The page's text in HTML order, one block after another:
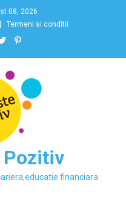
08, 2026
Termeni si conditii
Pozitiv
financiara